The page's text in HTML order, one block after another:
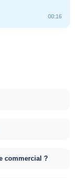
00:16
commercial ?